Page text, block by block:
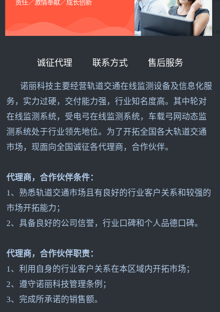
责任／激情奉献／成长创新
诚征代理 联系方式 售后服务
诺丽科技主要经营轨道交通在线监测设备及信息化服
务，实力过硬，交付能力强，行业知名度高。其中轮对
在线监测系统，受电弓在线监测系统，车载弓网动态监
测系统处于行业领先地位。为了开拓全国各大轨道交通
市场，现面向全国诚征各代理商，合作伙伴。
代理商，合作伙伴条件：
1、熟悉轨道交通市场且有良好的行业客户关系和较强的
市场开拓能力；
2、具备良好的公司信誉，行业口碑和个人品德口碑。
代理商，合作伙伴职责：
1、利用自身的行业客户关系在本区域内开拓市场；
2、遵守诺丽科技管理条例；
3、完成所承诺的销售额。